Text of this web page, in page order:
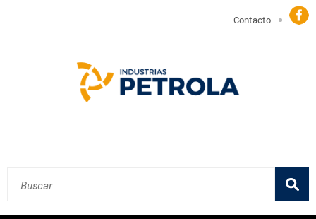
Contacto